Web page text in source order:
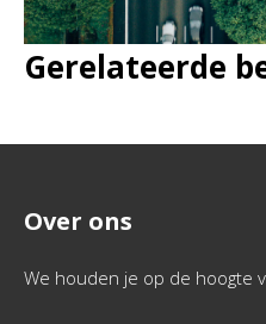
Gerelateerde
Over ons
We houden je op de hoogte